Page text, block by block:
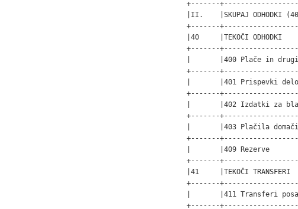
+-------
|II.    |SKUPAJ
+-------
|40     |TEKOČI
+-------
|       |400 Plače in
+-------
|       |401 Prispevki
+-------
|       |402 Izdatki za
+-------
|       |403 Plačila
+-------
|       |409 Rezerve
+-------
|41     |TEKOČI
+-------
|       |411 Transferi
+-------